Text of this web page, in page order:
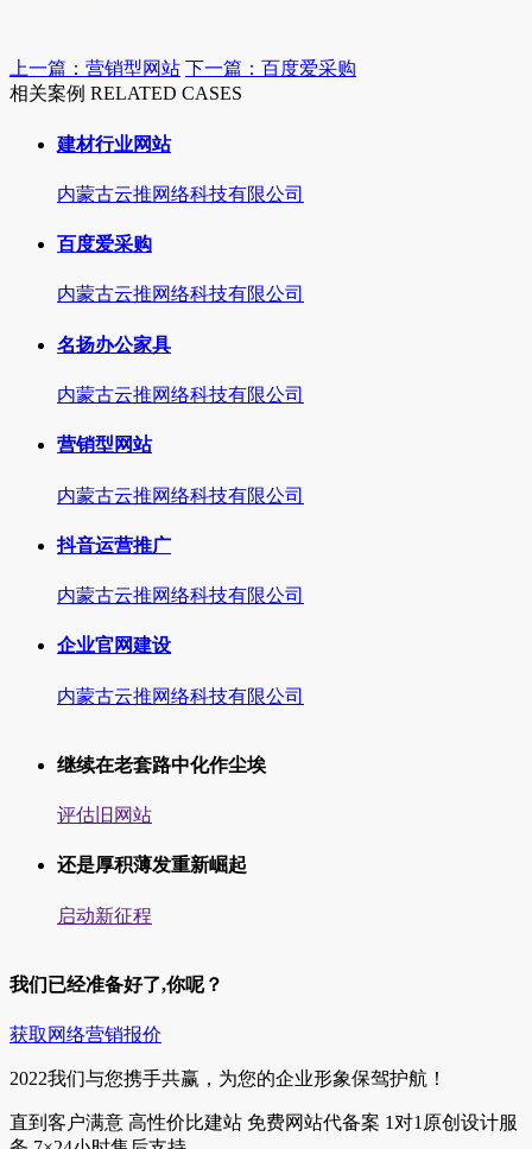
上一篇：营销型网站 下一篇：百度爱采购
相关案例 RELATED CASES
建材行业网站
内蒙古云推网络科技有限公司
百度爱采购
内蒙古云推网络科技有限公司
名扬办公家具
内蒙古云推网络科技有限公司
营销型网站
内蒙古云推网络科技有限公司
抖音运营推广
内蒙古云推网络科技有限公司
企业官网建设
内蒙古云推网络科技有限公司
继续在老套路中化作尘埃
评估旧网站
还是厚积薄发重新崛起
启动新征程
我们已经准备好了,你呢？
获取网络营销报价
2022我们与您携手共赢，为您的企业形象保驾护航！
直到客户满意 高性价比建站 免费网站代备案 1对1原创设计服